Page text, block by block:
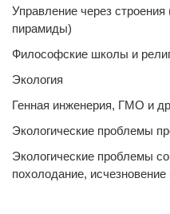
Управление через
пирамиды)
Философские школы и
Экология
Генная инженерия, ГМО и
Экологические проблемы
Экологические проблемы
похолодание,